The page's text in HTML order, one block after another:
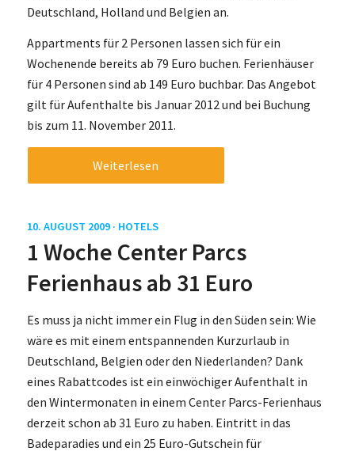
Deutschland, Holland und Belgien an.
Appartments für 2 Personen lassen sich für ein
Wochenende bereits ab 79 Euro buchen. Ferienhäuser
für 4 Personen sind ab 149 Euro buchbar. Das Angebot
gilt für Aufenthalte bis Januar 2012 und bei Buchung
bis zum 11. November 2011.
Weiterlesen
10. AUGUST 2009 · HOTELS
1 Woche Center Parcs
Ferienhaus ab 31 Euro
Es muss ja nicht immer ein Flug in den Süden sein: Wie
wäre es mit einem entspannenden Kurzurlaub in
Deutschland, Belgien oder den Niederlanden? Dank
eines Rabattcodes ist ein einwöchiger Aufenthalt in
den Wintermonaten in einem Center Parcs-Ferienhaus
derzeit schon ab 31 Euro zu haben. Eintritt in das
Badeparadies und ein 25 Euro-Gutschein für